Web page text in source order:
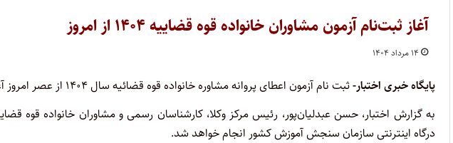
آغاز ثبت‌نام آزمون مشاوران خانواده قوه قضاییه ۱۴۰۴ از امروز
۱۴ مرداد ۱۴۰۴
پایگاه خبری اختبار-ثبت نام آزمون اعطای پروانه مشاوره خانواده قوه قضائیه سال ۱۴۰۴ از عصر امروز آغاز می‌شود.
به گزارش اختبار، حسن عبدلیان‌پور، رئیس مرکز وکلا، کارشناسان رسمی و مشاوران خانواده قوه
درگاه اینترنتی سازمان سنجش آموزش کشور انجام خواهد شد.